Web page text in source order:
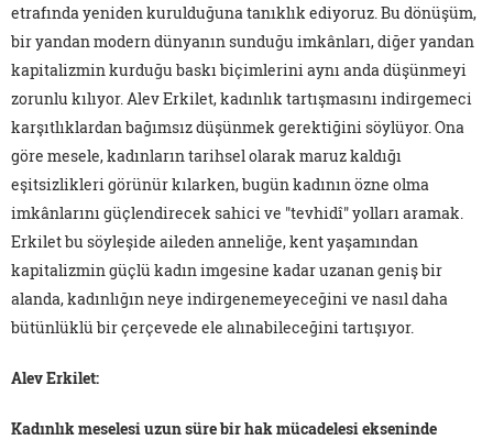
etrafında yeniden kurulduğuna tanıklık ediyoruz. Bu dönüşüm,
bir yandan modern dünyanın sunduğu imkânları, diğer yandan
kapitalizmin kurduğu baskı biçimlerini aynı anda düşünmeyi
zorunlu kılıyor. Alev Erkilet, kadınlık tartışmasını indirgemeci
karşıtlıklardan bağımsız düşünmek gerektiğini söylüyor. Ona
göre mesele, kadınların tarihsel olarak maruz kaldığı
eşitsizlikleri görünür kılarken, bugün kadının özne olma
imkânlarını güçlendirecek sahici ve "tevhidî" yolları aramak.
Erkilet bu söyleşide aileden anneliğe, kent yaşamından
kapitalizmin güçlü kadın imgesine kadar uzanan geniş bir
alanda, kadınlığın neye indirgenemeyeceğini ve nasıl daha
bütünlüklü bir çerçevede ele alınabileceğini tartışıyor.
Alev Erkilet:
Kadınlık meselesi uzun süre bir hak mücadelesi ekseninde